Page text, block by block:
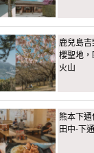
鹿兒島
櫻聖地
火山
熊本下
田中-下